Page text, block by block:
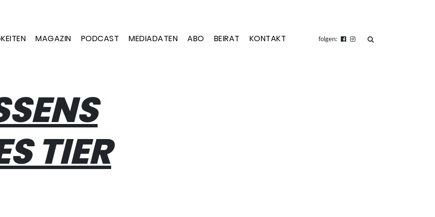
MAGAZIN PODCAST MEDIADATEN ABO BEIRAT KONTAKT folgen: suchen
TIER